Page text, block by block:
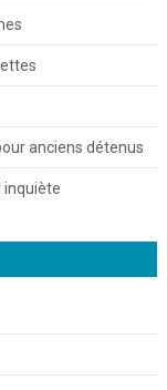
anciens détenus
inquiète